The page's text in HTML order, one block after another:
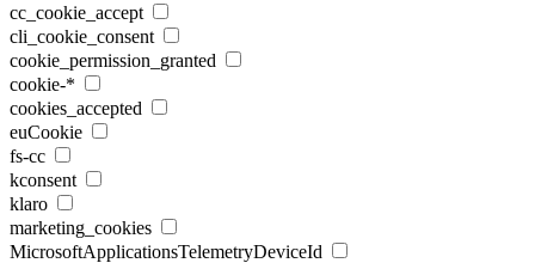
cc_cookie_accept
cli_cookie_consent
cookie_permission_granted
cookie-*
cookies_accepted
euCookie
fs-cc
kconsent
klaro
marketing_cookies
MicrosoftApplicationsTelemetryDeviceId